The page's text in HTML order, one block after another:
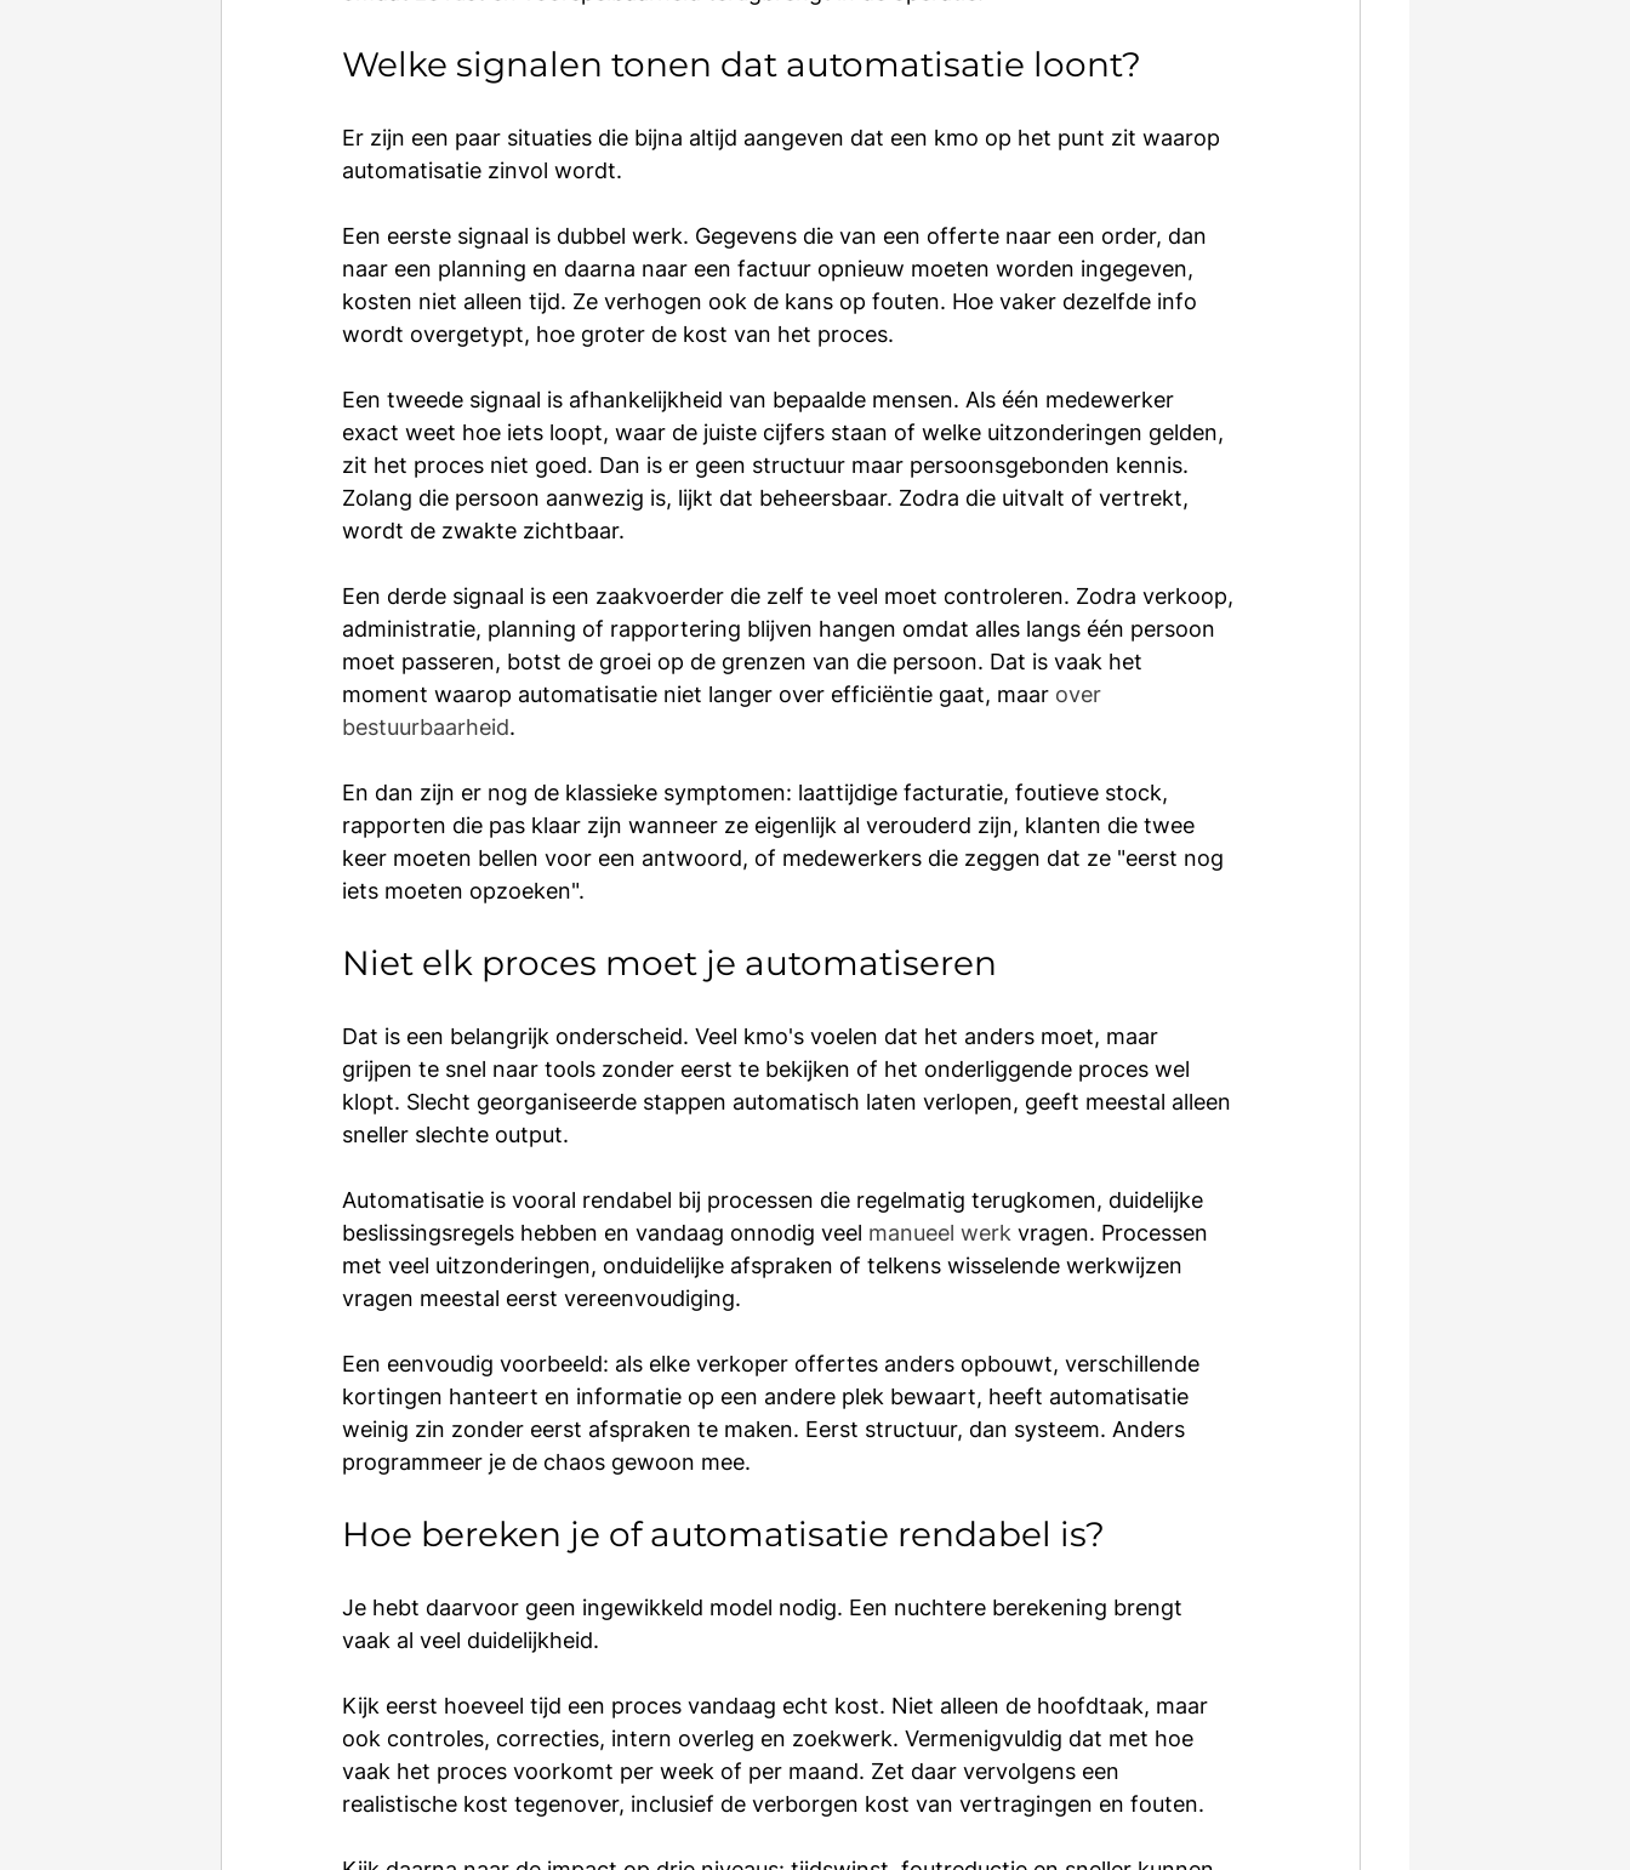
Welke signalen tonen dat automatisatie loont?
Er zijn een paar situaties die bijna altijd aangeven dat een kmo op het punt zit waarop
automatisatie zinvol wordt.
Een eerste signaal is dubbel werk. Gegevens die van een offerte naar een order, dan
naar een planning en daarna naar een factuur opnieuw moeten worden ingegeven,
kosten niet alleen tijd. Ze verhogen ook de kans op fouten. Hoe vaker dezelfde info
wordt overgetypt, hoe groter de kost van het proces.
Een tweede signaal is afhankelijkheid van bepaalde mensen. Als één medewerker
exact weet hoe iets loopt, waar de juiste cijfers staan of welke uitzonderingen gelden,
zit het proces niet goed. Dan is er geen structuur maar persoonsgebonden kennis.
Zolang die persoon aanwezig is, lijkt dat beheersbaar. Zodra die uitvalt of vertrekt,
wordt de zwakte zichtbaar.
Een derde signaal is een zaakvoerder die zelf te veel moet controleren. Zodra verkoop,
administratie, planning of rapportering blijven hangen omdat alles langs één persoon
moet passeren, botst de groei op de grenzen van die persoon. Dat is vaak het
moment waarop automatisatie niet langer over efficiëntie gaat, maar over
bestuurbaarheid.
En dan zijn er nog de klassieke symptomen: laattijdige facturatie, foutieve stock,
rapporten die pas klaar zijn wanneer ze eigenlijk al verouderd zijn, klanten die twee
keer moeten bellen voor een antwoord, of medewerkers die zeggen dat ze "eerst nog
iets moeten opzoeken".
Niet elk proces moet je automatiseren
Dat is een belangrijk onderscheid. Veel kmo's voelen dat het anders moet, maar
grijpen te snel naar tools zonder eerst te bekijken of het onderliggende proces wel
klopt. Slecht georganiseerde stappen automatisch laten verlopen, geeft meestal alleen
sneller slechte output.
Automatisatie is vooral rendabel bij processen die regelmatig terugkomen, duidelijke
beslissingsregels hebben en vandaag onnodig veel manueel werk vragen. Processen
met veel uitzonderingen, onduidelijke afspraken of telkens wisselende werkwijzen
vragen meestal eerst vereenvoudiging.
Een eenvoudig voorbeeld: als elke verkoper offertes anders opbouwt, verschillende
kortingen hanteert en informatie op een andere plek bewaart, heeft automatisatie
weinig zin zonder eerst afspraken te maken. Eerst structuur, dan systeem. Anders
programmeer je de chaos gewoon mee.
Hoe bereken je of automatisatie rendabel is?
Je hebt daarvoor geen ingewikkeld model nodig. Een nuchtere berekening brengt
vaak al veel duidelijkheid.
Kijk eerst hoeveel tijd een proces vandaag echt kost. Niet alleen de hoofdtaak, maar
ook controles, correcties, intern overleg en zoekwerk. Vermenigvuldig dat met hoe
vaak het proces voorkomt per week of per maand. Zet daar vervolgens een
realistische kost tegenover, inclusief de verborgen kost van vertragingen en fouten.